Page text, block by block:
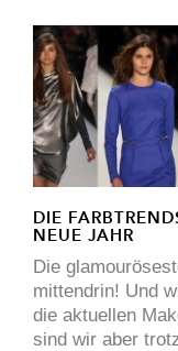
DIE
NEUE JAHR
Die
mittendrin! Und
die aktuellen
sind wir aber